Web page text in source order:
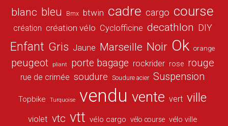
blanc bleu Bmx btwin cadre cargo course
création création vélo Cyclofficine decathlon DIY
Enfant Gris Jaune Marseille Noir Ok orange
peugeot pliant porte bagage rockrider rose rouge
rue de crimée soudure Soudure acier Suspension
Topbike Turquoise vendu vente vert ville
violet vtc vtt vélo cargo vélo course vélo ville